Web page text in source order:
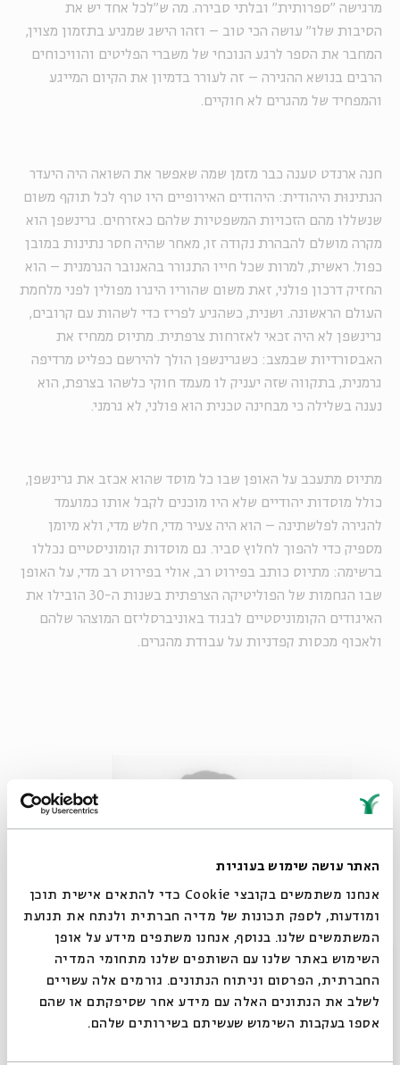
האתר עושה שימוש בעוגיות
אנחנו משתמשים בקובצי Cookie כדי להתאים אישית תוכן
ומודעות, לספק תכונות של מדיה חברתית ולנתח את תנועת
המשתמשים שלנו. בנוסף, אנחנו משתפים מידע על אופן
השימוש באתר שלנו עם השותפים שלנו מתחומי המדיה
החברתית, הפרסום וניתוח הנתונים. גורמים אלה עשויים
לשלב את הנתונים האלה עם מידע אחר שסיפקתם או שהם
אספו בעקבות השימוש שעשיתם בשירותים שלהם.
מרגישה "ספרותית" ובלתי סבירה. מה ש"לכל אחד יש את
הסיבות שלו" עושה הכי טוב – וזהו הישג שמגיע בתזמון מצוין,
המחבר את הספר לרגע הנוכחי של משברי הפליטים והוויכוחים
הרבים בנושא ההגירה – זה לעורר בדמיון את הקיום המייגע
והמפחיד של מהגרים לא חוקיים.
חנה ארנדט טענה כבר מזמן שמה שאפשר את השואה היה היעדר
הנתינוּת היהודית: היהודים האירופיים היו טרף לכל תוקף משום
שנשללו מהם הזכויות המשפטיות שלהם כאזרחים. גרינשפן הוא
מקרה מושלם להבהרת נקודה זו, מאחר שהיה חסר נתינות במובן
כפול. ראשית, למרות שכל חייו התגורר בהאנובר הגרמנית – הוא
החזיק דרכון פולני, זאת משום שהוריו היגרו מפולין לפני מלחמת
העולם הראשונה. ושנית, כשהגיע לפריז כדי לשהות עם קרובים,
גרינשפן לא היה זכאי לאזרחות צרפתית. מתיוס ממחיז את
האבסורדיות שבמצב: כשגרינשפן הולך להירשם כפליט מרדיפה
גרמנית, בתקווה שזה יעניק לו מעמד חוקי כלשהו בצרפת, הוא
נענה בשלילה כי מבחינה טכנית הוא פולני, לא גרמני.
מתיוס מתעכב על האופן שבו כל מוסד שהוא אכזב את גרינשפן,
כולל מוסדות יהודיים שלא היו מוכנים לקבל אותו כמועמד
להגירה לפלשתינה – הוא היה צעיר מדי, חלש מדי, ולא מיומן
מספיק כדי להפוך לחלוץ סביר. גם מוסדות קומוניסטיים נכללו
ברשימה: מתיוס כותב בפירוט רב, אולי בפירוט רב מדי, על האופן
שבו הגחמות של הפוליטיקה הצרפתית בשנות ה-30 הובילו את
האיגודים הקומוניסטיים לבגוד באוניברסליזם המוצהר שלהם
ולאכוף מכסות קפדניות על עבודת מהגרים.
סגור